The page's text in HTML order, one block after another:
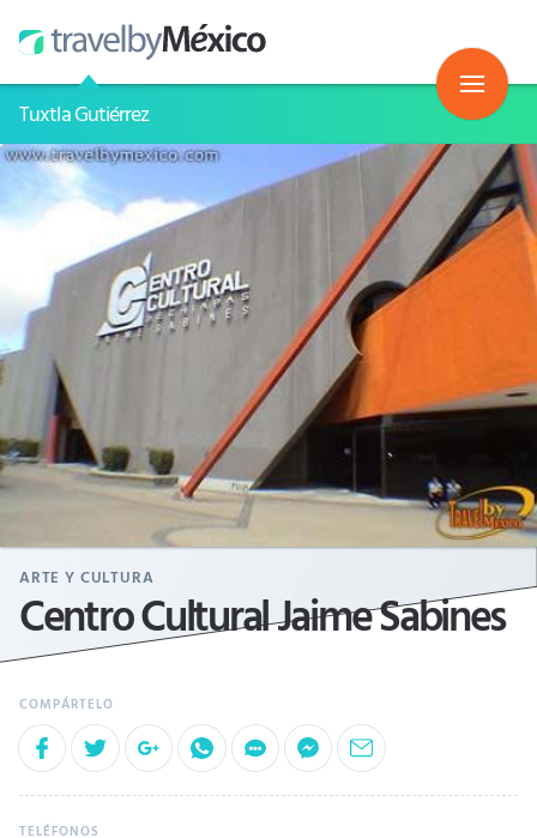
Tuxtla Gutiérrez
ARTE Y CULTURA
Centro Cultural Jaime Sabines